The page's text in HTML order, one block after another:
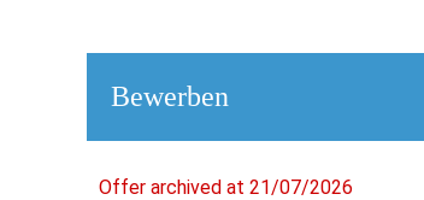
Bewerben
Offer archived at 21/07/2026